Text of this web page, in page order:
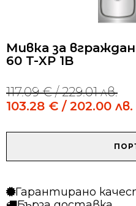
Мивка за
60 T-XP 1B
117.09€/ 229.01 лв.
Original
price
117.09 €
103.28 € / 202.00 лв.
Current
price
103.28 €
вграждане
Гарантирано